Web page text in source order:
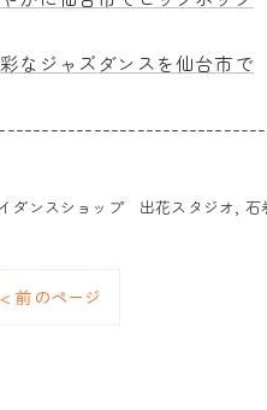
なジャズダンスを仙台市で
ダンスショップ 出花スタジオ 石
< 前のページ